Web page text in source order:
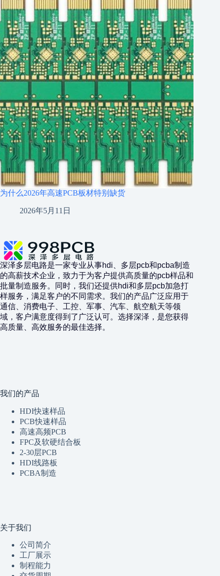
为什么2026年高速PCB板材特别缺货
2026年5月11日
深泽多层电路是一家专业从事hdi、多层pcb和pcba制造
的高薪技术企业，致力于为客户提供高质量的pcb样品和
批量制造服务。同时，我们还提供hdi和多层pcb加急打
样服务，满足客户的不同需求。我们的产品广泛应用于
通信、消费电子、工控、军事、汽车、航空航天等领
域，客户满意度得到了广泛认可。选择深泽，是您获得
高质量、高效服务的最佳选择。
我们的产品
HDI快速样品
PCB快速样品
高速高频PCB
FPC及软硬结合板
2-30层PCB
HDI线路板
PCBA制造
关于我们
公司简介
工厂展示
制程能力